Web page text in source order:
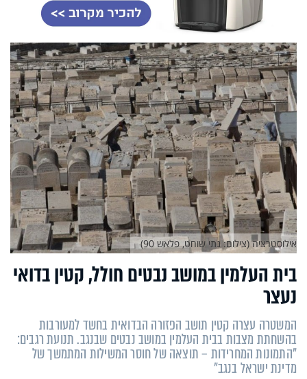
בית העלמין במושב נבטים חולל, קטין בדואי
נעצר
המשטרה עצרה קטין תושב הפזורה הבדואית בחשד למעורבות
בהשחתת מצבות בבית העלמין במושב נבטים שבנגב. תנועת רגבים:
"התמונות המחרידות – תוצאה של חוסר המשילות המתמשך של
מדינת ישראל בנגב"
אילוסטרציה (צילום: נתי שוחט, פלאש 90)